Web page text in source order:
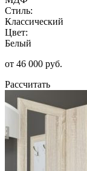
Стиль:
Классический
Цвет:
Белый
от 46 000 руб.
Рассчитать